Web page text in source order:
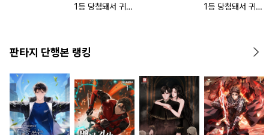
1등 당첨돼서 귀농
1등 당첨돼서 귀농
판타지 단행본 랭킹